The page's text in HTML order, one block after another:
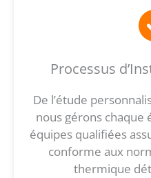
Processus
De l’étude
nous gérons chaque
équipes qualifiées
conforme aux
thermique